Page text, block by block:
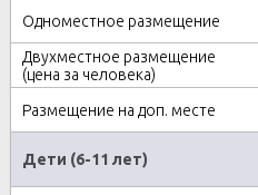
Дети (6-11 лет)